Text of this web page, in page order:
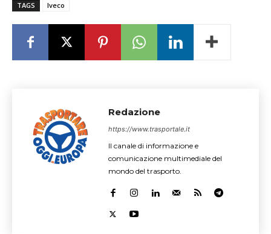
TAGS Iveco
Redazione
https://www.trasportale.it
Il canale di informazione e
comunicazione multimediale del
mondo del trasporto.